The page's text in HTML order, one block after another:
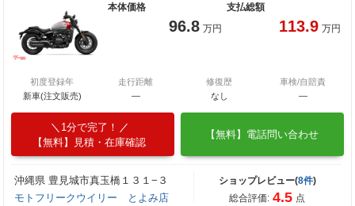
本体価格
96.8 万円
支払総額
113.9 万円
初度登録年
新車(注文販売)
走行距離
―
修復歴
なし
車検/自賠責
―
1分で完了！
【無料】見積・在庫確認
【無料】電話問い合わせ
沖縄県 豊見城市真玉橋１３１−３
モトフリークウイリー とよみ店
ショップレビュー(8件)
総合評価: 4.5 点